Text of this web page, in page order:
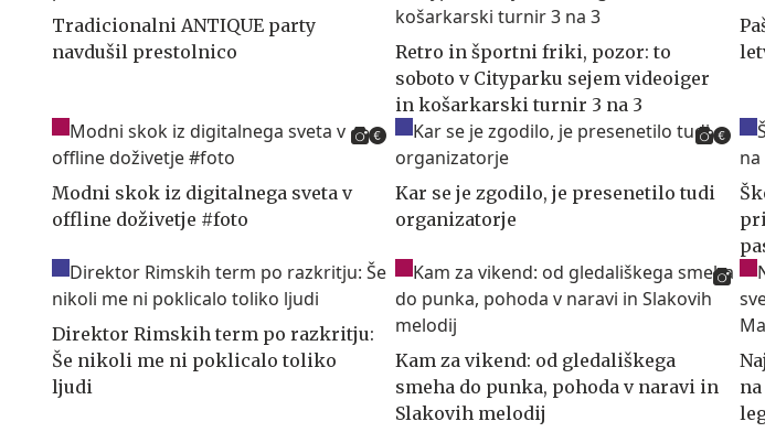
Tradicionalni ANTIQUE party
navdušil prestolnico
Retro in športni friki, pozor: to
soboto v Cityparku sejem videoiger
in košarkarski turnir 3 na 3
Modni skok iz digitalnega sveta v
offline doživetje #foto
Kar se je zgodilo, je presenetilo tudi
organizatorje
Direktor Rimskih term po razkritju:
Še nikoli me ni poklicalo toliko
ljudi
Kam za vikend: od gledališkega
smeha do punka, pohoda v naravi in
Slakovih melodij